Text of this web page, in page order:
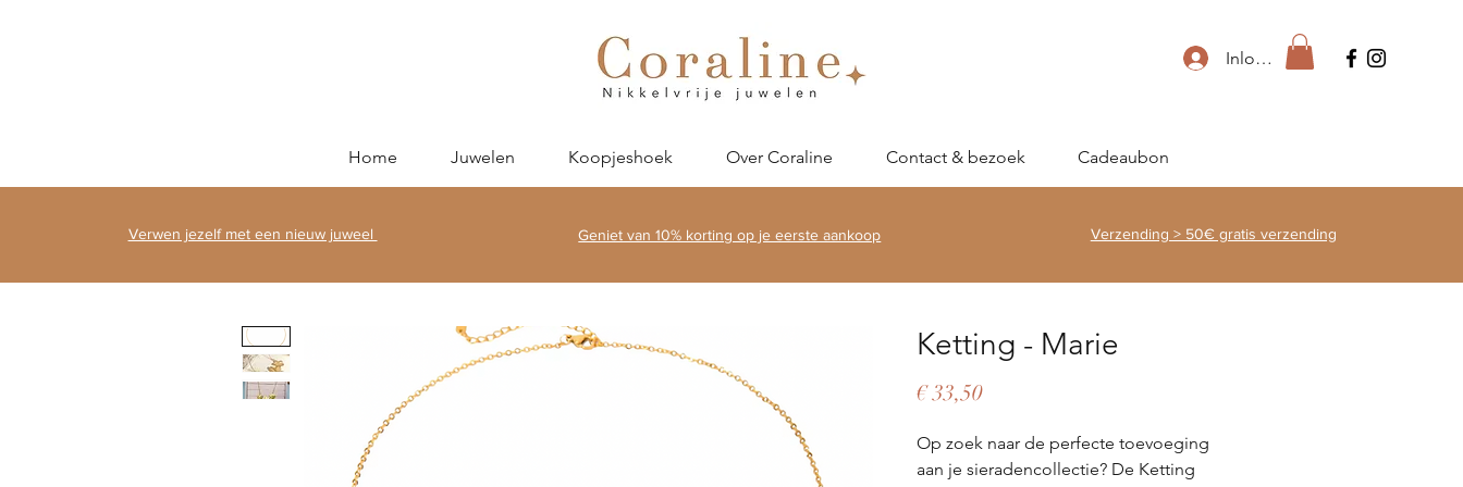
Inloggen
Home Juwelen Koopjeshoek Over Coraline Contact & bezoek Cadeaubon
Verwen jezelf met een nieuw juweel Geniet van 10% korting op je eerste aankoop Verzending > 50€ gratis verzending
Ketting - Marie
€ 33,50Prijs
Op zoek naar de perfecte toevoeging
aan je sieradencollectie? De Ketting